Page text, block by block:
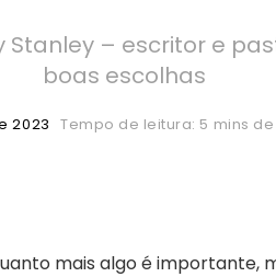
Stanley – escritor e
boas escolhas
2023 Tempo de leitura: 5 mins
mais algo é importante,